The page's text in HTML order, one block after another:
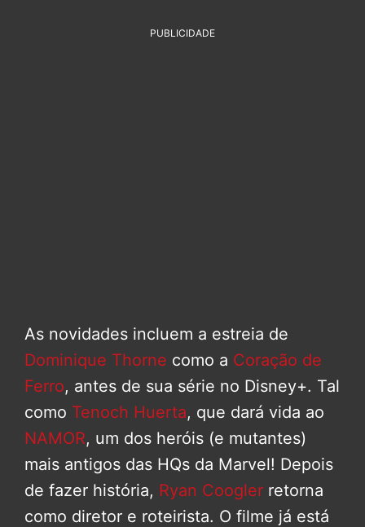
PUBLICIDADE
As novidades incluem a estreia de
Dominique Thorne como a Coração de
Ferro, antes de sua série no Disney+. Tal
como Tenoch Huerta, que dará vida ao
NAMOR, um dos heróis (e mutantes)
mais antigos das HQs da Marvel! Depois
de fazer história, Ryan Coogler retorna
como diretor e roteirista. O filme já está